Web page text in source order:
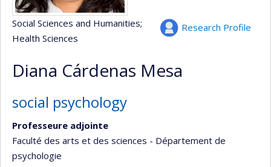
Research Profile
Social Sciences and Humanities;
Health Sciences
Diana Cárdenas Mesa
social psychology
Professeure adjointe
Faculté des arts et des sciences - Département de
psychologie